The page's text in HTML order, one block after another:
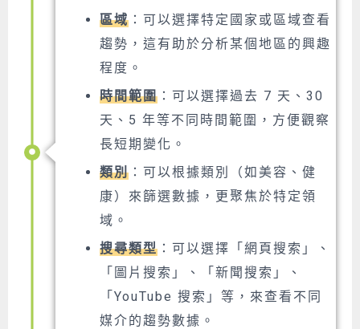
區域 ：可以選擇特定國家或區域查看
趨勢，這有助於分析某個地區的興趣
程度。
時間範圍 ：可以選擇過去 7 天、30
天、5 年等不同時間範圍，方便觀察
長短期變化。
類別 ：可以根據類別（如美容、健
康）來篩選數據，更聚焦於特定領
域。
搜尋類型 ：可以選擇「網頁搜索」、
「圖片搜索」、「新聞搜索」、
「YouTube 搜索」等，來查看不同
媒介的趨勢數據。